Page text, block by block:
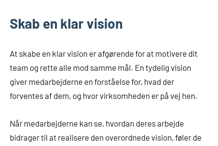
Skab en klar vision
At skabe en klar vision er afgørende for at motivere dit
team og rette alle mod samme mål. En tydelig vision
giver medarbejderne en forståelse for, hvad der
forventes af dem, og hvor virksomheden er på vej hen.
Når medarbejderne kan se, hvordan deres arbejde
bidrager til at realisere den overordnede vision, føler de